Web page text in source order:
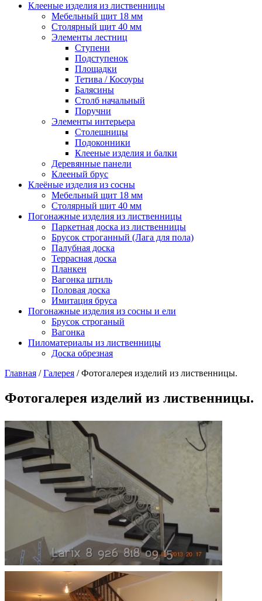
Клееные изделия из лиственницы
Мебельный щит 18 мм
Столярный щит 40 мм
Элементы лестниц
Ступени
Подступенок
Площадки
Тетива / Косоуры
Балясины
Столб начальный
Поручни
Элементы интерьера
Столешницы
Подоконники
Клееные изделия и балки
Деревянные панели
Клееный брус
Клеёные изделия из сосны
Мебельный щит 18 мм
Столярный щит 40 мм
Погонажные изделия из лиственницы
Паркетная доска из лиственницы
Брусок строганный (Лага для пола)
Палубная доска
Террасная доска
Планкен
Вагонка штиль
Половая доска
Имитация бруса
Погонажные изделия из сосны и ели
Брусок строганый
Вагонка
Пиломатериалы из лиственницы
Доска обрезная
Главная /Галерея /Фотогалерея изделий из лиственницы.
Фотогалерея изделий из лиственницы.